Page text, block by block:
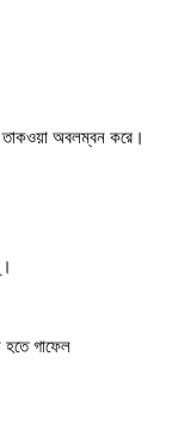
তাকওয়া অবলম্বন করে।
হতে গাফেল